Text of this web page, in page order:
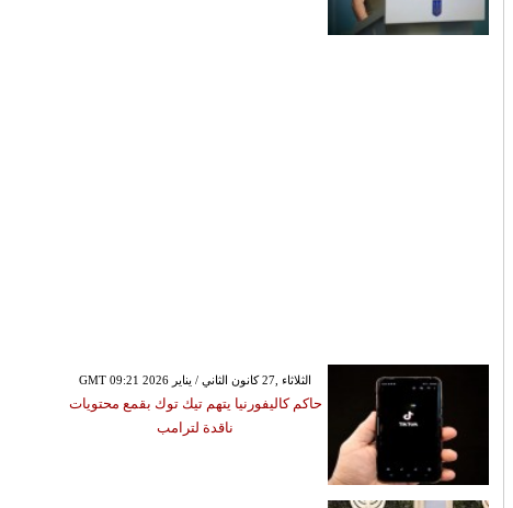
GMT 09:21 2026 الثلاثاء ,27 كانون الثاني / يناير
حاكم كاليفورنيا يتهم تيك توك بقمع محتويات
ناقدة لترامب